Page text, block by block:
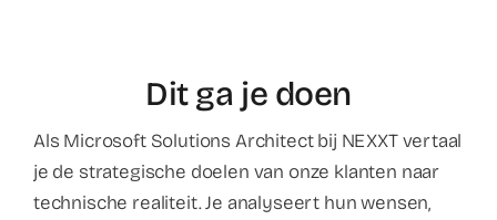
Dit ga je doen
Als Microsoft Solutions Architect bij NEXXT vertaal
je de strategische doelen van onze klanten naar
technische realiteit. Je analyseert hun wensen,